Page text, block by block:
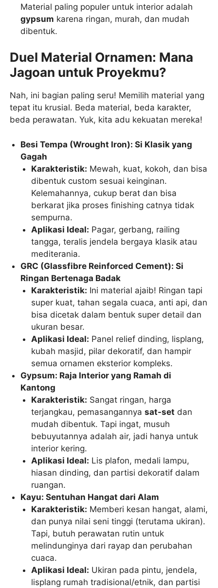
Material paling populer untuk interior adalah
gypsum karena ringan, murah, dan mudah
dibentuk.
Duel Material Ornamen: Mana
Jagoan untuk Proyekmu?
Nah, ini bagian paling seru! Memilih material yang
tepat itu krusial. Beda material, beda karakter,
beda perawatan. Yuk, kita adu kekuatan mereka!
Besi Tempa (Wrought Iron): Si Klasik yang
Gagah
Karakteristik: Mewah, kuat, kokoh, dan bisa
dibentuk custom sesuai keinginan.
Kelemahannya, cukup berat dan bisa
berkarat jika proses finishing catnya tidak
sempurna.
Aplikasi Ideal: Pagar, gerbang, railing
tangga, teralis jendela bergaya klasik atau
mediterania.
GRC (Glassfibre Reinforced Cement): Si
Ringan Bertenaga Badak
Karakteristik: Ini material ajaib! Ringan tapi
super kuat, tahan segala cuaca, anti api, dan
bisa dicetak dalam bentuk super detail dan
ukuran besar.
Aplikasi Ideal: Panel relief dinding, lisplang,
kubah masjid, pilar dekoratif, dan hampir
semua ornamen eksterior kompleks.
Gypsum: Raja Interior yang Ramah di
Kantong
Karakteristik: Sangat ringan, harga
terjangkau, pemasangannyasat-set dan
mudah dibentuk. Tapi ingat, musuh
bebuyutannya adalah air, jadi hanya untuk
interior kering.
Aplikasi Ideal: Lis plafon, medali lampu,
hiasan dinding, dan partisi dekoratif dalam
ruangan.
Kayu: Sentuhan Hangat dari Alam
Karakteristik: Memberi kesan hangat, alami,
dan punya nilai seni tinggi (terutama ukiran).
Tapi, butuh perawatan rutin untuk
melindunginya dari rayap dan perubahan
cuaca.
Aplikasi Ideal: Ukiran pada pintu, jendela,
lisplang rumah tradisional/etnik, dan partisi